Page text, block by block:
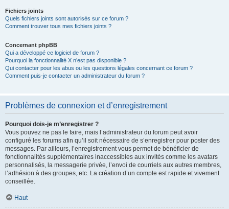
Fichiers joints
Quels fichiers joints sont autorisés sur ce forum ?
Comment trouver tous mes fichiers joints ?
Concernant phpBB
Qui a développé ce logiciel de forum ?
Pourquoi la fonctionnalité X n’est pas disponible ?
Qui contacter pour les abus ou les questions légales concernant ce forum ?
Comment puis-je contacter un administrateur du forum ?
Problèmes de connexion et d’enregistrement
Pourquoi dois-je m’enregistrer ?
Vous pouvez ne pas le faire, mais l’administrateur du forum peut avoir
configuré les forums afin qu’il soit nécessaire de s’enregistrer pour poster des
messages. Par ailleurs, l’enregistrement vous permet de bénéficier de
fonctionnalités supplémentaires inaccessibles aux invités comme les avatars
personnalisés, la messagerie privée, l’envoi de courriels aux autres membres,
l’adhésion à des groupes, etc. La création d’un compte est rapide et vivement
conseillée.
Haut